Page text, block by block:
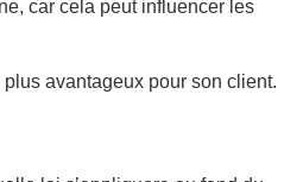
car cela peut influencer les
avantageux pour son client.